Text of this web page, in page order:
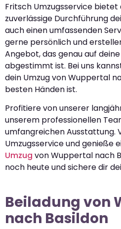
Fritsch Umzugsservice
zuverlässige Durchführung
auch einen umfassenden
gerne persönlich und
Angebot, das genau auf
abgestimmt ist. Bei uns
dein Umzug von Wuppertal
besten Händen ist.
Profitiere von unserer
unserem professionellen
umfangreichen Ausstattung.
Umzugsservice und genieße
Umzug von Wuppertal nach
noch heute und sichere dir
Beiladung von
nach Basildon